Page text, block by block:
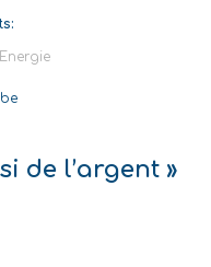
de l’argent »